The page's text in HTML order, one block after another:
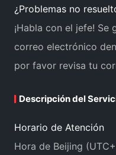
¿Problemas no
¡Habla con el jefe! Se
correo electrónico
por favor revisa tu
Descripción del
Horario de Atención
Hora de Beijing